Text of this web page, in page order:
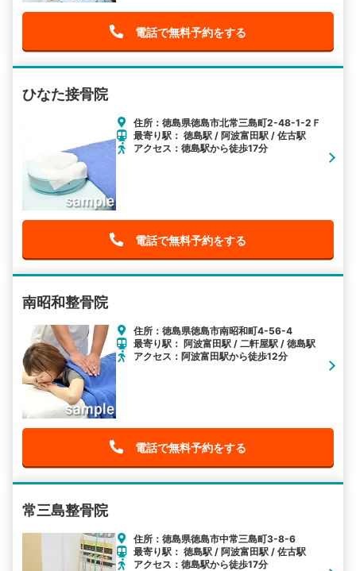
電話で無料予約をする
ひなた接骨院
住所：徳島県徳島市北常三島町2-48-1-2Ｆ
最寄り駅： 徳島駅 / 阿波富田駅 / 佐古駅
アクセス：徳島駅から徒歩17分
電話で無料予約をする
南昭和整骨院
住所：徳島県徳島市南昭和町4-56-4
最寄り駅： 阿波富田駅 / 二軒屋駅 / 徳島駅
アクセス：阿波富田駅から徒歩12分
電話で無料予約をする
常三島整骨院
住所：徳島県徳島市中常三島町3-8-6
最寄り駅： 徳島駅 / 阿波富田駅 / 佐古駅
アクセス：徳島駅から徒歩17分